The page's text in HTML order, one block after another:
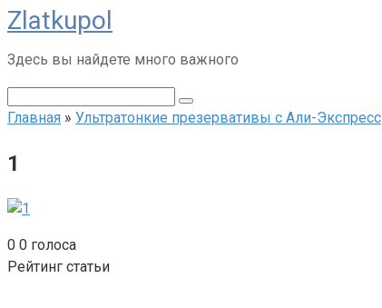
Перейти
к
контенту
Zlatkupol
Здесь вы найдете много важного
Главная » Ультратонкие презервативы с Али-Экспресс
1
0 0 голоса
Рейтинг статьи